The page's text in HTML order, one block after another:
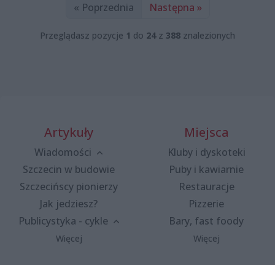
« Poprzednia Następna »
Przeglądasz pozycje 1 do 24z 388 znalezionych
Artykuły
Wiadomości
Szczecin w budowie
Szczecińscy pionierzy
Jak jedziesz?
Publicystyka - cykle
Więcej
Miejsca
Kluby i dyskoteki
Puby i kawiarnie
Restauracje
Pizzerie
Bary, fast foody
Więcej